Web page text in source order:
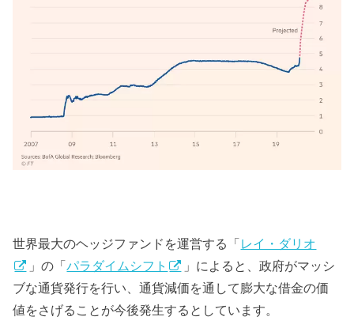
世界最大のヘッジファンドを運営する「レイ・ダリオ
」の「パラダイムシフト
」によると、政府がマッシ
ブな通貨発行を行い、通貨減価を通して膨大な借金の価
値をさげることが今後発生するとしています。